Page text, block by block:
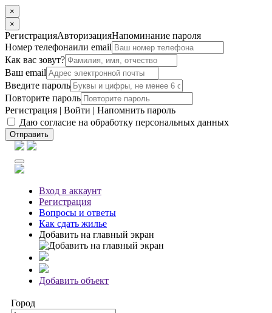
×
×
РегистрацияАвторизацияНапоминание пароля
Номер телефонаили email
Как вас зовут?
Ваш email
Введите пароль
Повторите пароль
Регистрация | Войти | Напомнить пароль
Даю согласие на обработку персональных данных
Отправить
Вход в аккаунт
Регистрация
Вопросы и ответы
Как сдать жилье
Добавить на главный экран
Добавить объект
Город